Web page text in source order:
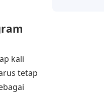
kali
tetap